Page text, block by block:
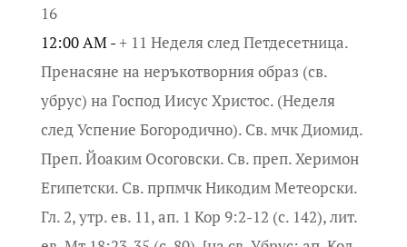
16
12:00 AM -+ 11 Неделя след Петдесетница.
Пренасяне на неръкотворния образ (св.
убрус) на Господ Иисус Христос. (Неделя
след Успение Богородично). Св. мчк Диомид.
Преп. Йоаким Осоговски. Св. преп. Херимон
Египетски. Св. прпмчк Никодим Метеорски.
Гл. 2, утр. ев. 11, ап. 1 Кор 9:2-12 (с. 142), лит.